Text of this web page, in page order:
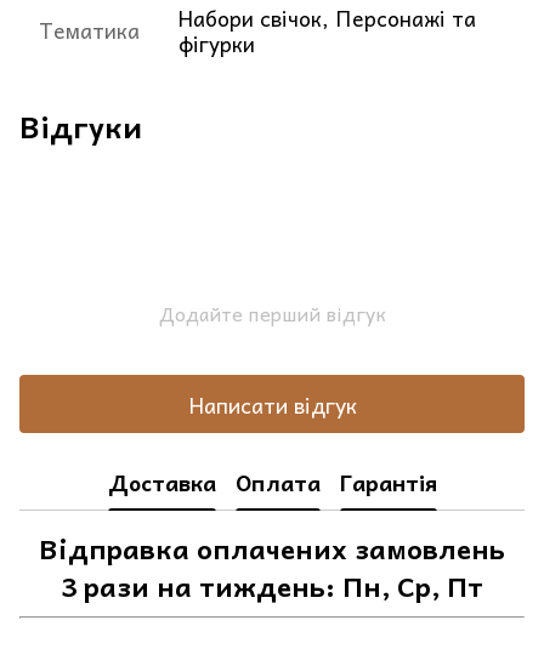
Тематика
Набори свічок, Персонажі та
фігурки
Відгуки
Додайте перший відгук
Написати відгук
Доставка Оплата Гарантія
Відправка оплачених замовлень
3 рази на тиждень: Пн, Ср, Пт